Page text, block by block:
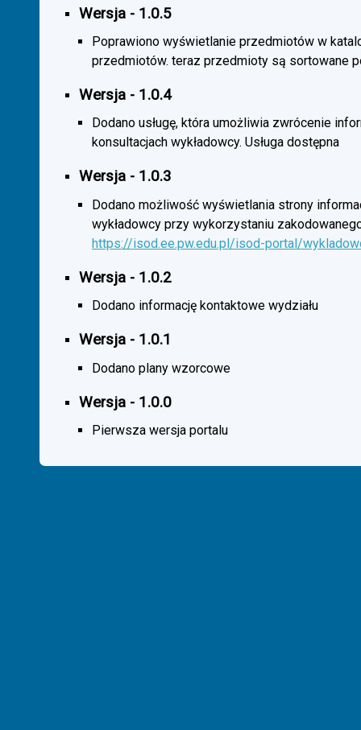
Wersja - 1.0.5
Poprawiono wyświetlanie przedmiotów w
przedmiotów. teraz przedmioty są sortowane
Wersja - 1.0.4
Dodano usługę, która umożliwia zwrócenie
konsultacjach wykładowcy. Usługa dostępna
Wersja - 1.0.3
Dodano możliwość wyświetlania strony
wykładowcy przy wykorzystaniu
https://isod.ee.pw.edu.pl/isod-portal/
Wersja - 1.0.2
Dodano informację kontaktowe wydziału
Wersja - 1.0.1
Dodano plany wzorcowe
Wersja - 1.0.0
Pierwsza wersja portalu